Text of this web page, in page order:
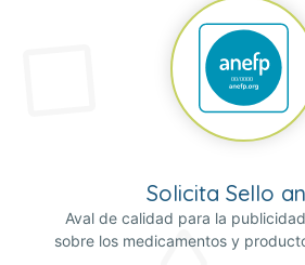
Solicita Sello
Aval de calidad para la
sobre los medicamentos y